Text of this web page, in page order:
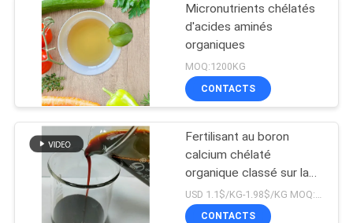
Micronutrients chélatés
d'acides aminés
organiques
MOQ:1200KG
CONTACTS
Fertilisant au boron
calcium chélaté
organique classé sur la
liste OMRI
CONTACTS